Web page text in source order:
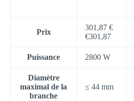
Prix
301,87 €
€301 ,87
Puissance 2800 W
Diamètre
maximal de la
branche
≤ 44 mm